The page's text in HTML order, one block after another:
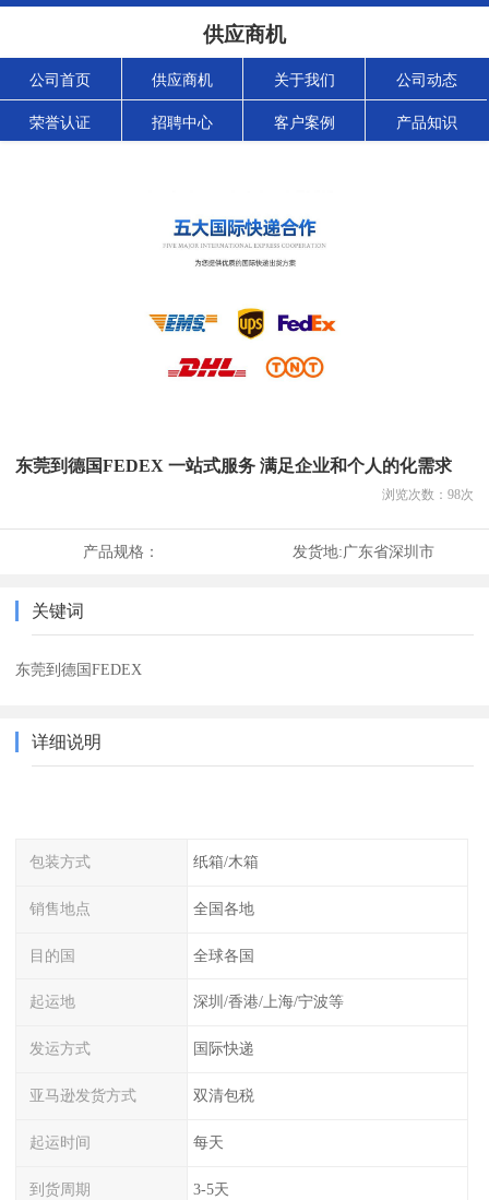
供应商机
公司首页 供应商机 关于我们 公司动态
荣誉认证 招聘中心 客户案例 产品知识
东莞到德国FEDEX 一站式服务 满足企业和个人的化需求
浏览次数： 98次
产品规格： 发货地:广东省深圳市
关键词
东莞到德国FEDEX
详细说明
包装方式 纸箱/木箱
销售地点 全国各地
目的国 全球各国
起运地 深圳/香港/上海/宁波等
发运方式 国际快递
亚马逊发货方式 双清包税
起运时间 每天
到货周期 3-5天